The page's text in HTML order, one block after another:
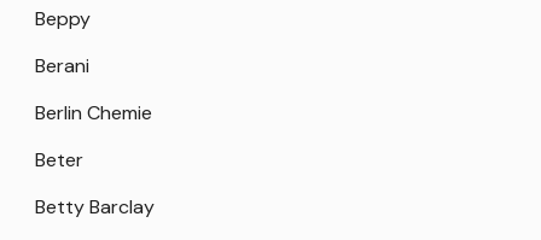
Beppy
Berani
Berlin Chemie
Beter
Betty Barclay